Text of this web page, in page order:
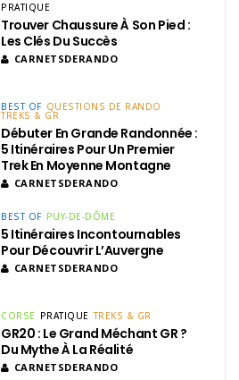
PRATIQUE
Trouver Chaussure À Son Pied :
Les Clés Du Succès
CARNETSDERANDO
BEST OF QUESTIONS DE RANDO
TREKS & GR
Débuter En Grande Randonnée :
5 Itinéraires Pour Un Premier
Trek En Moyenne Montagne
CARNETSDERANDO
BEST OF PUY-DE-DÔME
5 Itinéraires Incontournables
Pour Découvrir L’Auvergne
CARNETSDERANDO
CORSE PRATIQUE TREKS & GR
GR20 : Le Grand Méchant GR ?
Du Mythe À La Réalité
CARNETSDERANDO